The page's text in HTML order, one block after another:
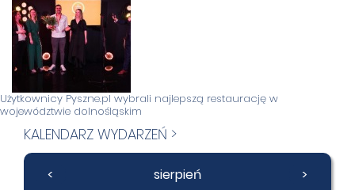
Użytkownicy Pyszne.pl wybrali najlepszą restaurację w
województwie dolnośląskim
KALENDARZ WYDARZEŃ >
< sierpień
>